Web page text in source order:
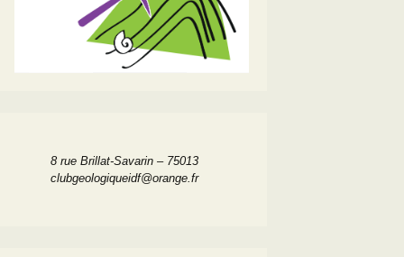
8 rue Brillat-Savarin – 75013
clubgeologiqueidf@orange.fr